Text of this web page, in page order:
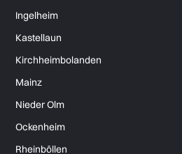
Ingelheim
Kastellaun
Kirchheimbolanden
Mainz
Nieder Olm
Ockenheim
Rheinböllen